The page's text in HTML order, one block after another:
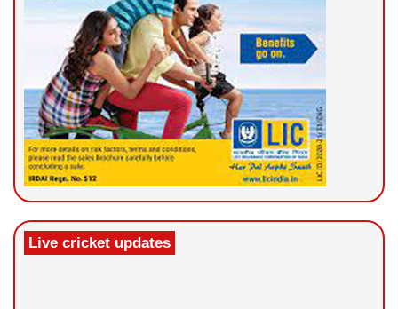
Live cricket updates